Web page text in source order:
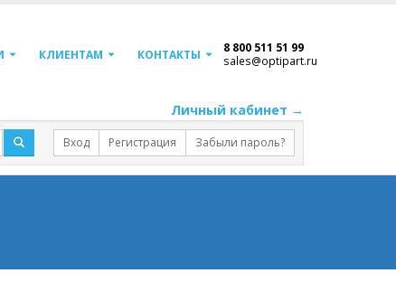
КЛИЕНТАМ КОНТАКТЫ 8 800 511 51 99
sales@optipart.ru
Личный кабинет →
Вход Регистрация Забыли пароль?